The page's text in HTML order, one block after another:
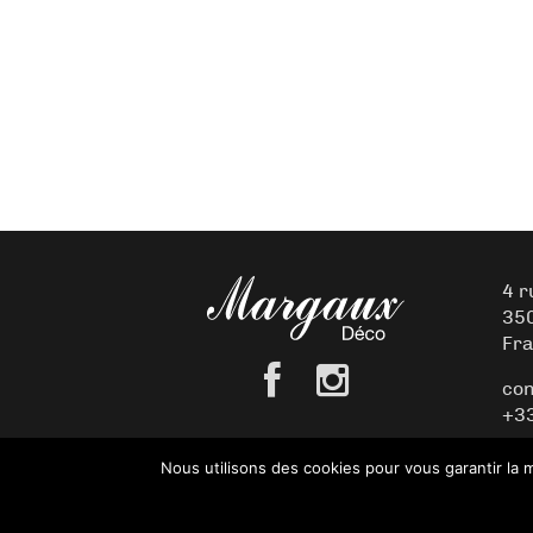
4
©
Nous utilisons des cookies pour vous garantir